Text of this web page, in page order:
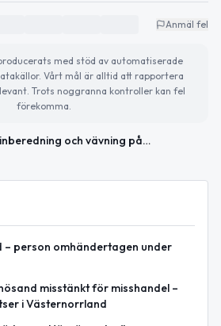
Anmäl fel
med stöd av automatiserade
Vårt mål är alltid att rapportera
Trots noggranna kontroller kan fel
förekomma.
Linberedning och vävning på Ångermanlandsgården
– person omhändertagen under
misstänkt för misshandel –
i Västernorrland